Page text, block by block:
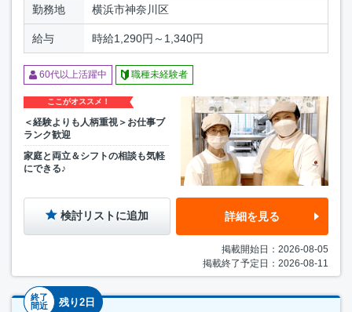
勤務地 横浜市神奈川区
給与 時給1,290円～1,340円
60代以上活躍中 職種未経験者
ここがオススメ！
＜経験よりも人柄重視＞お仕事ブ
ランク歓迎
家庭と両立＆シフトの相談も気軽
にできる♪
検討リストに追加 詳細を見る
掲載開始日：2026-08-05
掲載終了予定日：2026-08-11
終了
間近
残り2日